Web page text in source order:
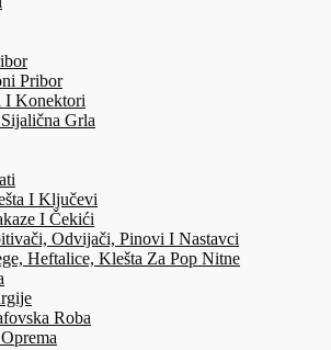
Pribor
I Konektori
Grla
I Ključevi
I Čekići
Odvijači, Pinovi I Nastavci
Heftalice, Klešta Za Pop Nitne
Roba